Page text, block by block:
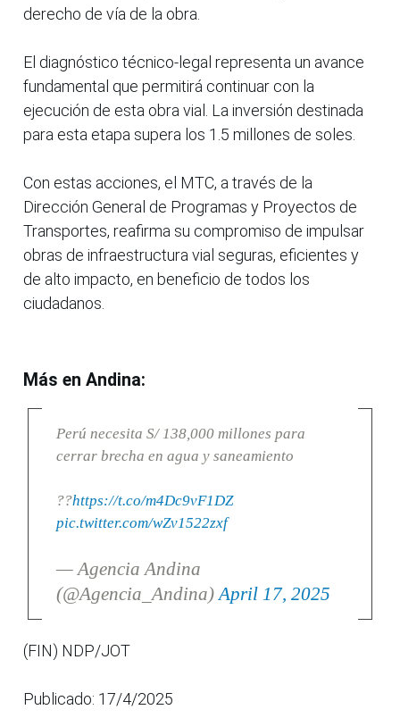
derecho de vía de la obra.
El diagnóstico técnico-legal representa un avance
fundamental que permitirá continuar con la
ejecución de esta obra vial. La inversión destinada
para esta etapa supera los 1.5 millones de soles.
Con estas acciones, el MTC, a través de la
Dirección General de Programas y Proyectos de
Transportes, reafirma su compromiso de impulsar
obras de infraestructura vial seguras, eficientes y
de alto impacto, en beneficio de todos los
ciudadanos.
Más en Andina:
Perú necesita S/ 138,000 millones para
cerrar brecha en agua y saneamiento
??https://t.co/m4Dc9vF1DZ
pic.twitter.com/wZv1522zxf
— Agencia Andina
(@Agencia_Andina) April 17, 2025
(FIN) NDP/JOT
Publicado: 17/4/2025